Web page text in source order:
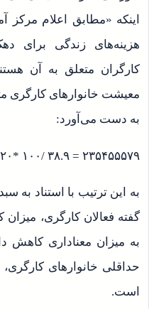
اینکه «مطابق اعلام مرکز
هزینه‌های زندگی برای
معیشت خانوارهای کارگری
به دست می‌آورد:
۲۳۵۴۵۵۵۷۹ = ۳۸.۹ /۱۰۰ *۹۱۵۹۲۲۲۰
به این ترتیب با استناد به
گفته فعالان کارگری، میزان
به میزان معناداری کاهش
است.